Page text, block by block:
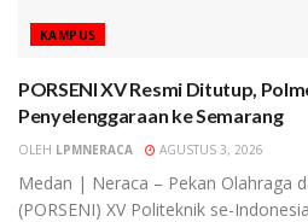
KAMPUS
PORSENI XV Resmi Ditutup,
Penyelenggaraan ke Semarang
OLEH LPMNERACA AGUSTUS 3, 2026
Medan | Neraca – Pekan Olahraga
(PORSENI) XV Politeknik se-